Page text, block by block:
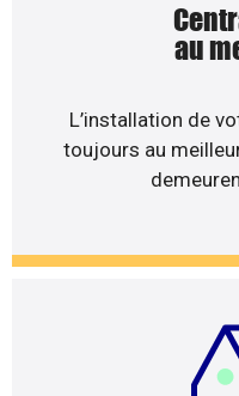
au
L’installation de
toujours au